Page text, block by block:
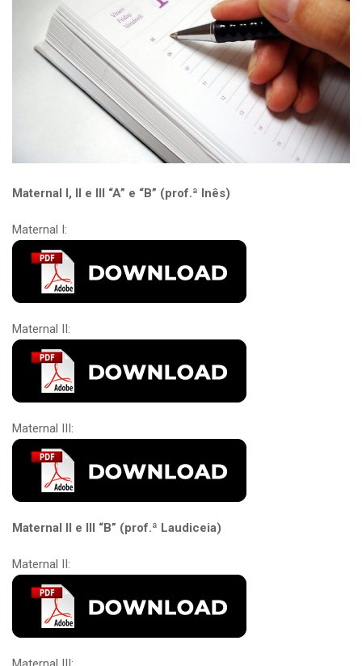
Maternal I, II e III “A” e “B” (prof.ª Inês)
Maternal I:
Maternal II:
Maternal III:
Maternal II e III “B” (prof.ª Laudiceia)
Maternal II: